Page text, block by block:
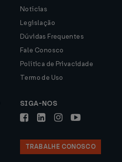
Notícias
Legislação
Dúvidas Frequentes
Fale Conosco
Política de Privacidade
Termo de Uso
SIGA-NOS
TRABALHE CONOSCO